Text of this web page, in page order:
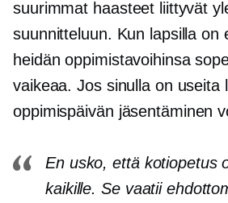
suurimmat haasteet liittyvät
suunnitteluun. Kun lapsilla on
heidän oppimistavoihinsa
vaikeaa. Jos sinulla on useita
oppimispäivän jäsentäminen
En usko, että kotiopetus
kaikille. Se vaatii